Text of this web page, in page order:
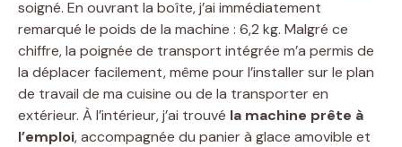
soigné. En ouvrant la boîte, j’ai immédiatement
remarqué le poids de la machine : 6,2 kg. Malgré ce
chiffre, la poignée de transport intégrée m’a permis de
la déplacer facilement, même pour l’installer sur le plan
de travail de ma cuisine ou de la transporter en
extérieur. À l’intérieur, j’ai trouvé la machine prête à
l’emploi, accompagnée du panier à glace amovible et